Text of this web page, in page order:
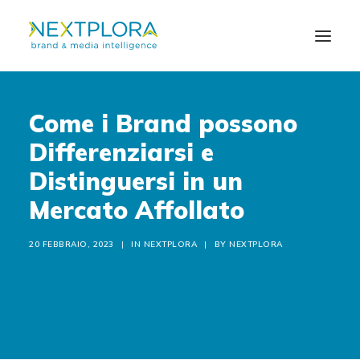
CHI SIAMO
SOLUZIONI
NEWS
CONTATTI
Come i Brand possono
Differenziarsi e
Distinguersi in un
Mercato Affollato
20 FEBBRAIO, 2023 | IN NEXTPLORA | BY NEXTPLORA